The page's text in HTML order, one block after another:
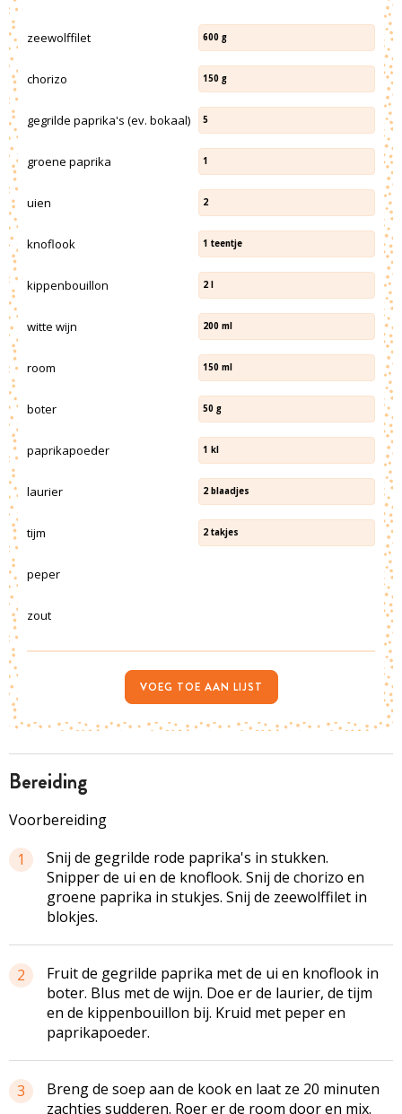
bereiding
Voorbereiding
1
Snij de gegrilde rode paprika's in stukken.
Snipper de ui en de knoflook. Snij de chorizo en
groene paprika in stukjes. Snij de zeewolffilet in
blokjes.
2
Fruit de gegrilde paprika met de ui en knoflook in
boter. Blus met de wijn. Doe er de laurier, de tijm
en de kippenbouillon bij. Kruid met peper en
paprikapoeder.
3
Breng de soep aan de kook en laat ze 20 minuten
zachtjes sudderen. Roer er de room door en mix.
zeewolffilet 600 g
chorizo 150 g
gegrilde paprika's (ev. bokaal) 5
groene paprika 1
uien 2
knoflook 1 teentje
kippenbouillon 2 l
witte wijn 200 ml
room 150 ml
boter 50 g
paprikapoeder 1 kl
laurier 2 blaadjes
tijm 2 takjes
peper
zout
VOEG TOE AAN LIJST